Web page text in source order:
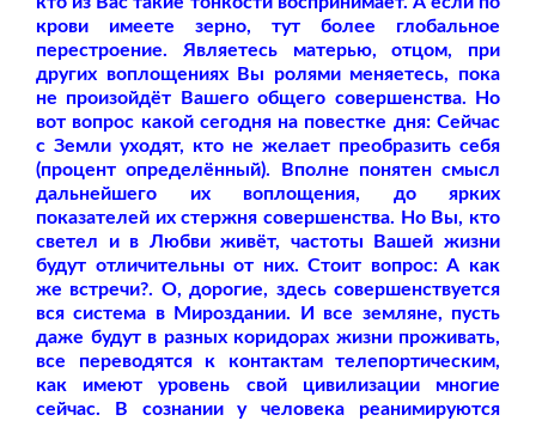
крови имеете зерно, тут более глобальное
перестроение. Являетесь матерью, отцом, при
других воплощениях Вы ролями меняетесь, пока
не произойдёт Вашего общего совершенства. Но
вот вопрос какой сегодня на повестке дня: Сейчас
с Земли уходят, кто не желает преобразить себя
(процент определённый). Вполне понятен смысл
дальнейшего их воплощения, до ярких
показателей их стержня совершенства. Но Вы, кто
светел и в Любви живёт, частоты Вашей жизни
будут отличительны от них. Стоит вопрос: А как
же встречи?. О, дорогие, здесь совершенствуется
вся система в Мироздании. И все земляне, пусть
даже будут в разных коридорах жизни проживать,
все переводятся к контактам телепортическим,
как имеют уровень свой цивилизации многие
сейчас. В сознании у человека реанимируются